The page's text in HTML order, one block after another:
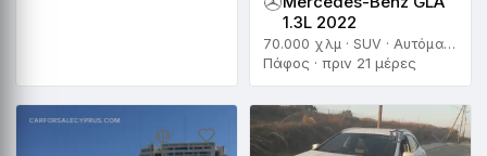
1.3L 2022
70.000 χλμ · SUV · Αυτόματο
Πάφος · πριν 21 μέρες